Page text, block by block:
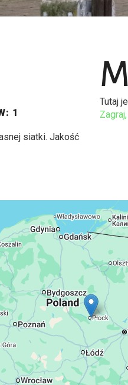
1
siatki. Jakość
Tutaj